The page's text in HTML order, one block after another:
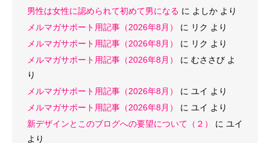
男性は女性に認められて初めて男になる に よしか より
メルマガサポート用記事（2026年8月）
に リク より
メルマガサポート用記事（2026年8月）
に リク より
メルマガサポート用記事（2026年8月）
に むささび よ
り
メルマガサポート用記事（2026年8月）
に ユイ より
メルマガサポート用記事（2026年8月）
に ユイ より
新デザインとこのブログへの要望について（２）
に ユイ
より